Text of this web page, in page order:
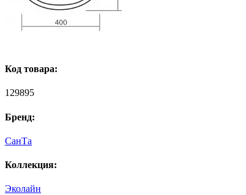
Код товара:
129895
Бренд:
СанТа
Коллекция:
Эколайн